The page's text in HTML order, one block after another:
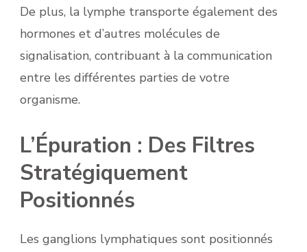
De plus, la lymphe transporte également des
hormones et d’autres molécules de
signalisation, contribuant à la communication
entre les différentes parties de votre
organisme.
L’Épuration : Des Filtres
Stratégiquement
Positionnés
Les ganglions lymphatiques sont positionnés